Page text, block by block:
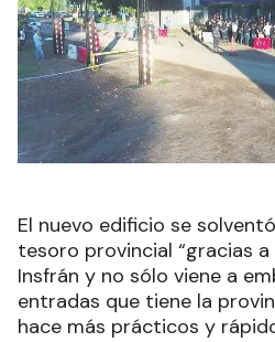
El nuevo edificio se
tesoro provincial “gracias
Insfrán y no sólo viene a
entradas que tiene la
hace más prácticos y